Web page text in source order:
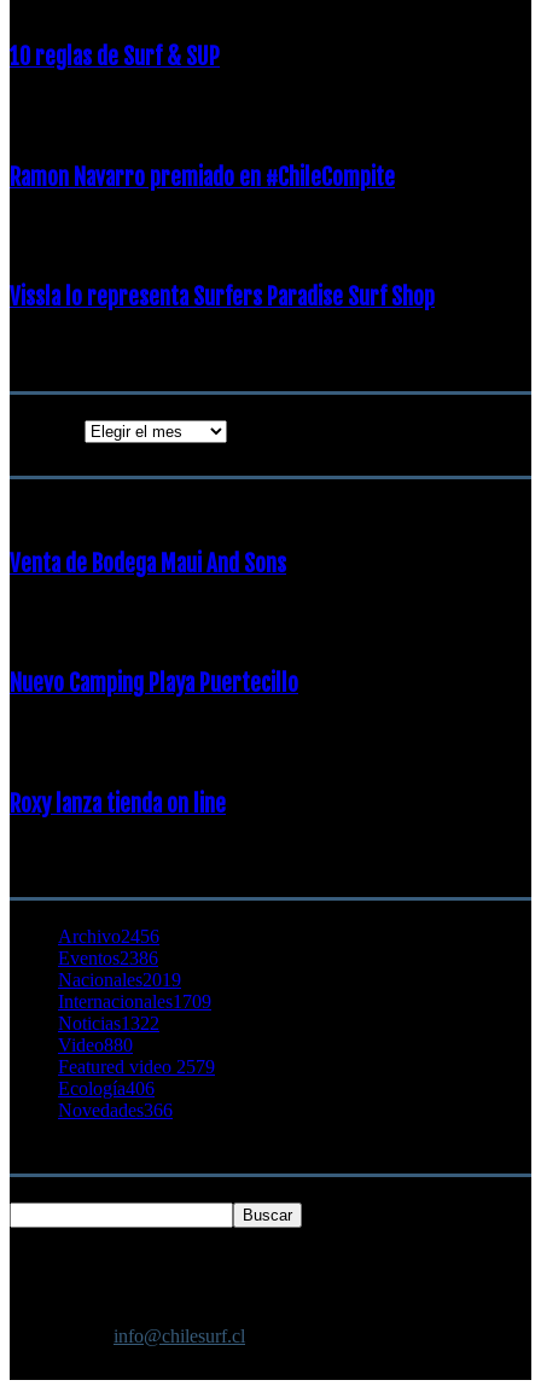
10 reglas de Surf & SUP
Ramon Navarro premiado en #ChileCompite
Vissla lo representa Surfers Paradise Surf Shop
Venta de Bodega Maui And Sons
Nuevo Camping Playa Puertecillo
Roxy lanza tienda on line
Archivo2456
Eventos2386
Nacionales2019
Internacionales1709
Noticias1322
Video880
Featured video 2579
Ecología406
Novedades366
info@chilesurf.cl